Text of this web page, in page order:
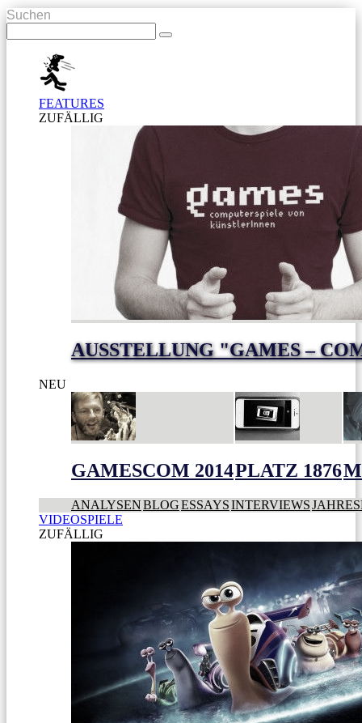
Suchen
FEATURES
ZUFÄLLIG
AUSSTELLUNG "GAMES –
NEU
GAMESCOM 2014PLATZ 1876
ANALYSENBLOGESSAYSINTERVIEWS
VIDEOSPIELE
ZUFÄLLIG